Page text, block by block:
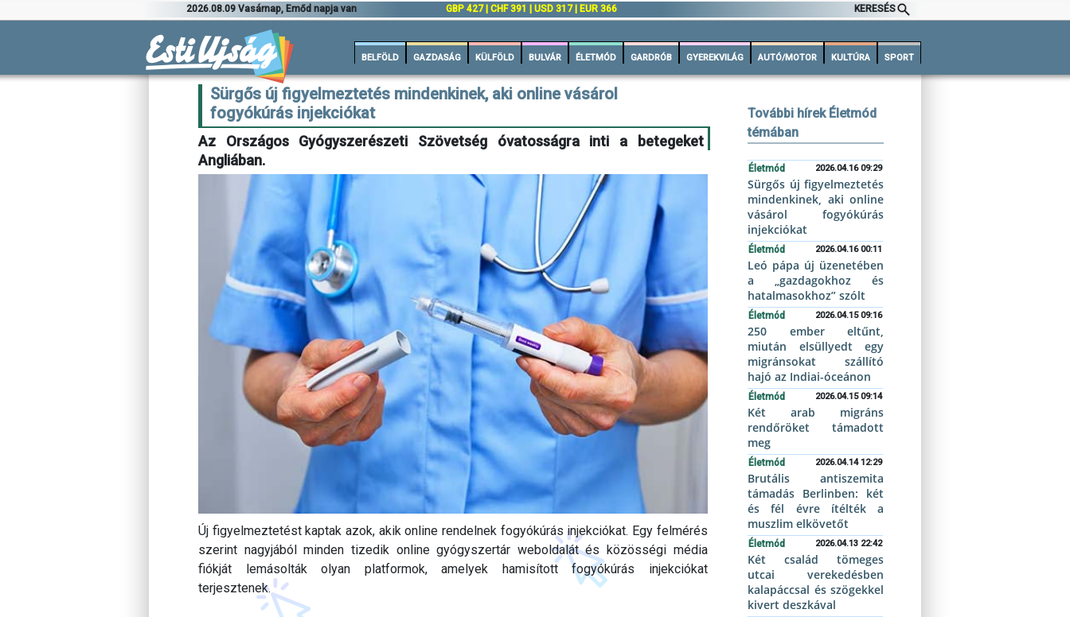
2026.08.09 Vasárnap, Emőd napja van GBP 427 | CHF 391 | USD 317 | EUR 366 KERESÉS
BELFÖLD GAZDASÁG KÜLFÖLD BULVÁR ÉLETMÓD GARDRÓB GYEREKVILÁG AUTÓ/MOTOR KULTÚRA SPORT
Sürgős új figyelmeztetés mindenkinek, aki online vásárol
fogyókúrás injekciókat
Az Országos Gyógyszerészeti Szövetség óvatosságra inti a betegeket
Angliában.
Új figyelmeztetést kaptak azok, akik online rendelnek fogyókúrás injekciókat. Egy felmérés
szerint nagyjából minden tizedik online gyógyszertár weboldalát és közösségi média
fiókját lemásolták olyan platformok, amelyek hamisított fogyókúrás injekciókat
terjesztenek.
További hírek Életmód
témában
Életmód 2026.04.16 09:29
Sürgős új figyelmeztetés
mindenkinek, aki online
vásárol fogyókúrás
injekciókat
Életmód 2026.04.16 00:11
Leó pápa új üzenetében
a „gazdagokhoz és
hatalmasokhoz” szólt
Életmód 2026.04.15 09:16
250 ember eltűnt,
miután elsüllyedt egy
migránsokat szállító
hajó az Indiai-óceánon
Életmód 2026.04.15 09:14
Két arab migráns
rendőröket támadott
meg
Életmód 2026.04.14 12:29
Brutális antiszemita
támadás Berlinben: két
és fél évre ítélték a
muszlim elkövetőt
Életmód 2026.04.13 22:42
Két család tömeges
utcai verekedésben
kalapáccsal és szögekkel
kivert deszkával